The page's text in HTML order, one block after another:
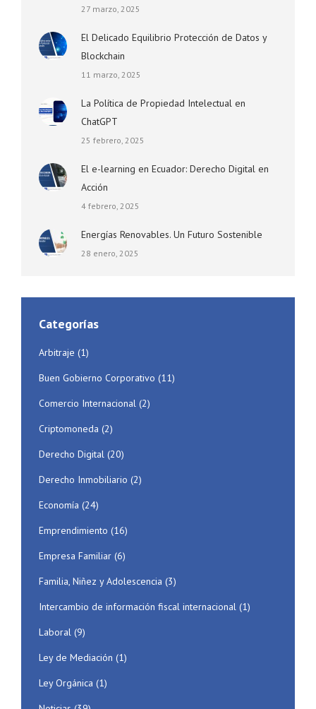
27 marzo, 2025
El Delicado Equilibrio Protección de Datos y
Blockchain
11 marzo, 2025
La Política de Propiedad Intelectual en
ChatGPT
25 febrero, 2025
El e-learning en Ecuador: Derecho Digital en
Acción
4 febrero, 2025
Energías Renovables. Un Futuro Sostenible
28 enero, 2025
Categorías
Arbitraje (1)
Buen Gobierno Corporativo (11)
Comercio Internacional (2)
Criptomoneda (2)
Derecho Digital (20)
Derecho Inmobiliario (2)
Economía (24)
Emprendimiento (16)
Empresa Familiar (6)
Familia, Niñez y Adolescencia (3)
Intercambio de información fiscal internacional (1)
Laboral (9)
Ley de Mediación (1)
Ley Orgánica (1)